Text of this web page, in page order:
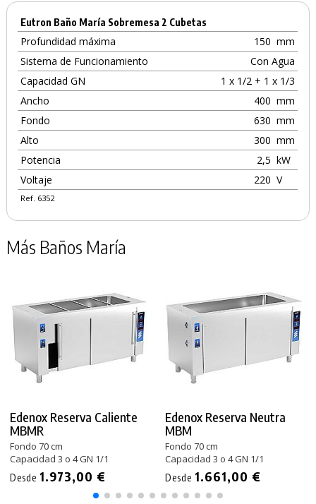
Eutron Baño María Sobremesa 2 Cubetas
Profundidad máxima 150 mm
Sistema de Funcionamiento
Con Agua
Capacidad GN
1 x 1/2 + 1 x 1/3
Ancho
400 mm
Fondo
630 mm
Alto
300 mm
Potencia
2,5 kW
Voltaje
220 V
Ref. 6352
Más Baños María
Edenox Reserva Caliente
MBMR
Fondo 70 cm
Capacidad 3 o 4 GN 1/1
Desde 1.973,00 €
Edenox Reserva Neutra
MBM
Fondo 70 cm
Capacidad 3 o 4 GN 1/1
Desde 1.661,00 €